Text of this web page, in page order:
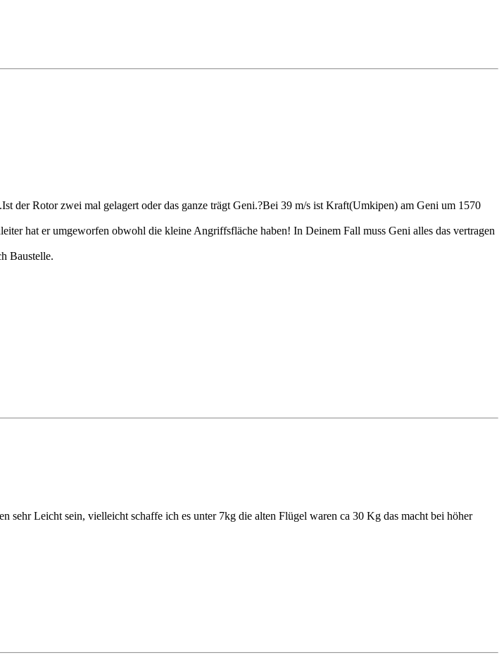
der Rotor zwei mal gelagert oder das ganze trägt Geni.?Bei 39 m/s ist Kraft(Umkipen) am Geni um 1570
hat er umgeworfen obwohl die kleine Angriffsfläche haben! In Deinem Fall muss Geni alles das vertragen
Baustelle.
Leicht sein, vielleicht schaffe ich es unter 7kg die alten Flügel waren ca 30 Kg das macht bei höher